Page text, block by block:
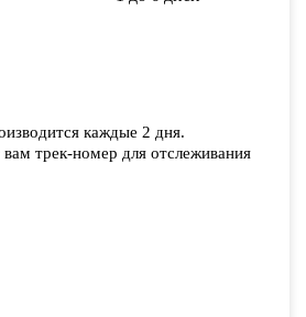
каждые 2 дня.
трек-номер для отслеживания